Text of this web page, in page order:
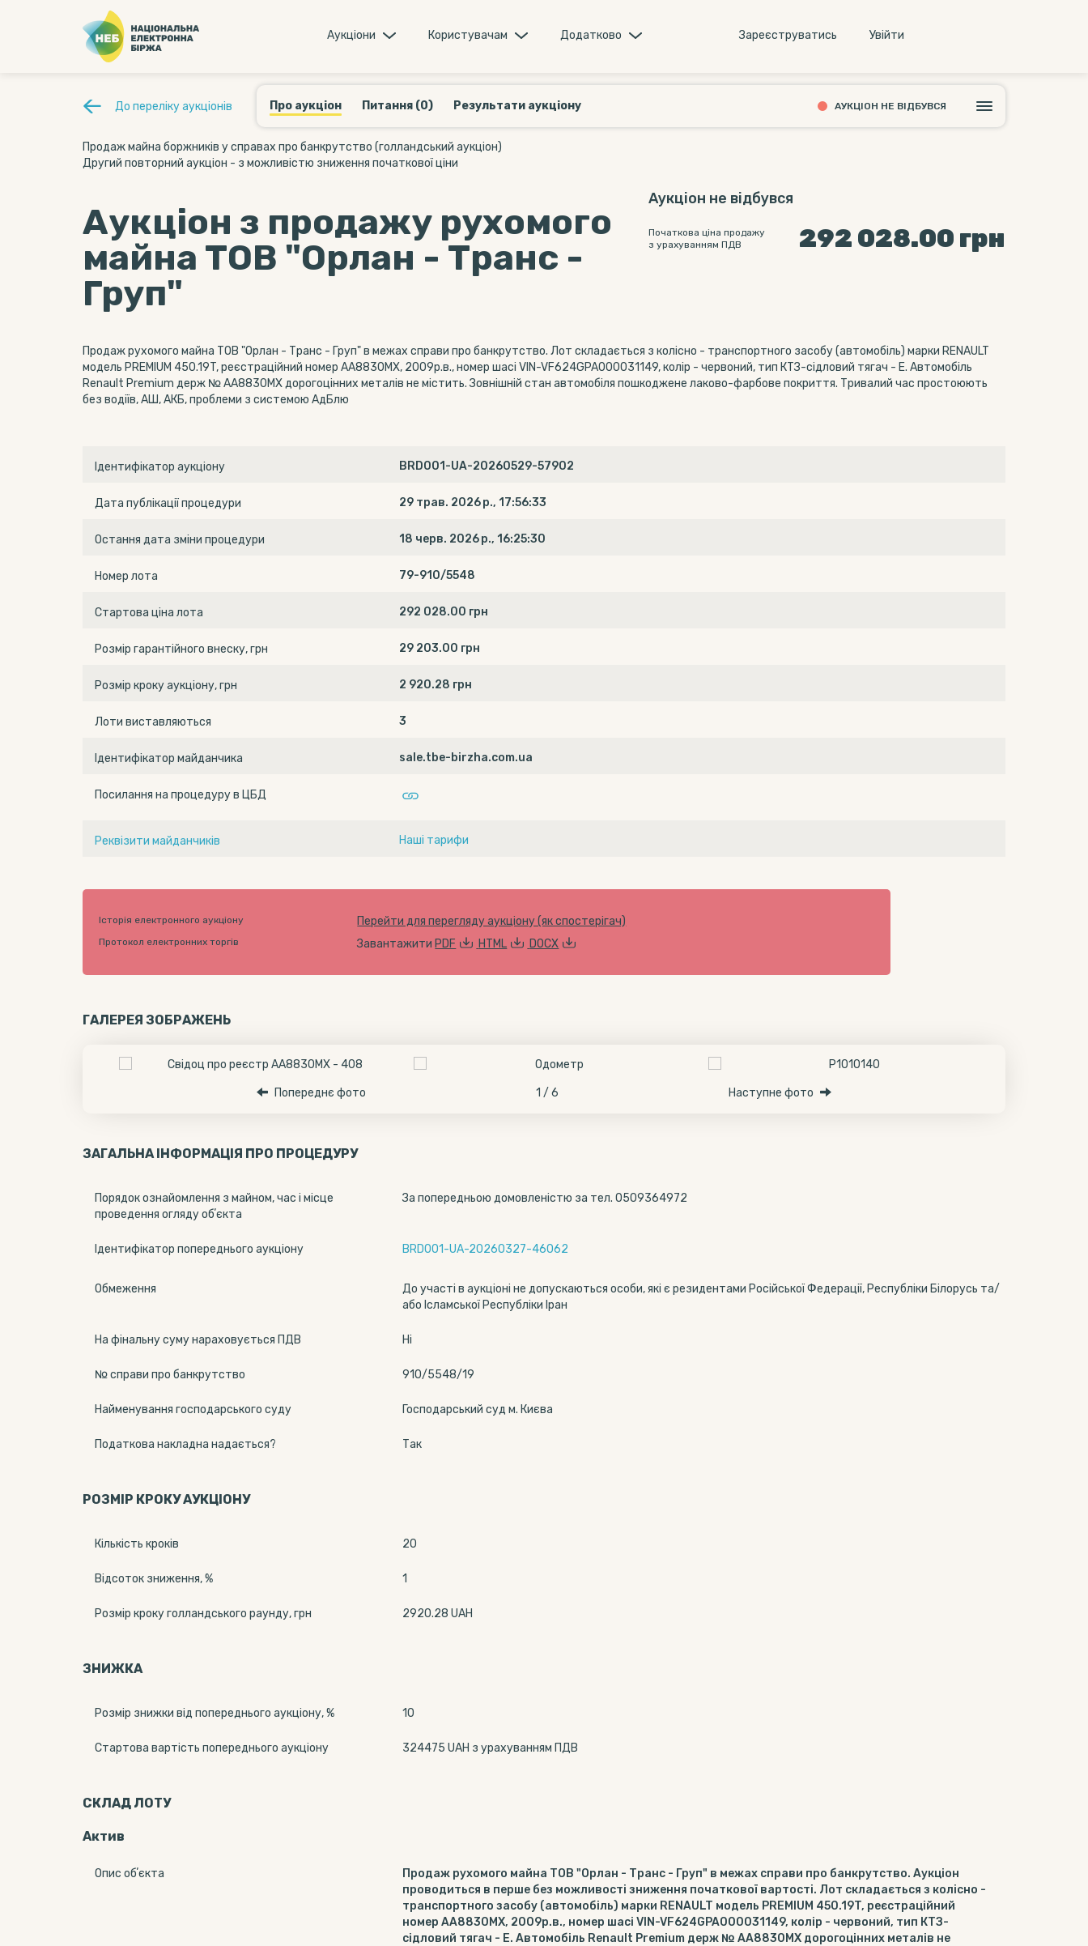
Аукцiони Користувачам Додатково Зареєструватись Увiйти
До переліку аукціонів Про аукціон Питання (0) Результати аукціону АУКЦІОН НЕ ВІДБУВСЯ
Продаж майна боржників у справах про банкрутство (голландський аукціон)
Другий повторний аукціон - з можливістю зниження початкової ціни
Аукціон з продажу рухомого
майна ТОВ "Орлан - Транс -
Груп"
Аукціон не відбувся
Початкова ціна продажу
з урахуванням ПДВ
292 028.00 грн
Продаж рухомого майна ТОВ "Орлан - Транс - Груп" в межах справи про банкрутство. Лот складається з колісно - транспортного засобу (автомобіль) марки RENAULT
модель PREMIUM 450.19T, реєстраційний номер АА8830МХ, 2009р.в., номер шасі VIN-VF624GPA000031149, колір - червоний, тип КТЗ-сідловий тягач - Е. Автомобіль
Renault Premium держ № АА8830МХ дорогоцінних металів не містить. Зовнішній стан автомобіля пошкоджене лаково-фарбове покриття. Тривалий час простоюють
без водіїв, АШ, АКБ, проблеми з системою АдБлю
Ідентифікатор аукціону BRD001-UA-20260529-57902
Дата публікації процедури 29 трав. 2026 р., 17:56:33
Остання дата зміни процедури 18 черв. 2026 р., 16:25:30
Номер лота 79-910/5548
Стартова ціна лота 292 028.00 грн
Розмір гарантійного внеску, грн 29 203.00 грн
Розмір кроку аукціону, грн 2 920.28 грн
Лоти виставляються 3
Ідентифікатор майданчика sale.tbe-birzha.com.ua
Посилання на процедуру в ЦБД
Реквізити майданчиків Наші тарифи
Історія електронного аукціону Перейти для перегляду аукціону (як спостерігач)
Протокол електронних торгів Завантажити PDF HTML DOCX
ГАЛЕРЕЯ ЗОБРАЖЕНЬ
Попереднє фото 1 / 6 Наступне фото
ЗАГАЛЬНА ІНФОРМАЦІЯ ПРО ПРОЦЕДУРУ
Порядок ознайомлення з майном, час і місце
проведення огляду обʼєкта
За попередньою домовленістю за тел. 0509364972
Ідентифікатор попереднього аукціону BRD001-UA-20260327-46062
Обмеження
До участі в аукціоні не допускаються особи, які є резидентами Російської Федерації, Республіки Білорусь та/
або Ісламської Республіки Іран
На фінальну суму нараховується ПДВ Ні
№ справи про банкрутство 910/5548/19
Найменування господарського суду Господарський суд м. Києва
Податкова накладна надається? Так
РОЗМІР КРОКУ АУКЦІОНУ
Кількість кроків 20
Відсоток зниження, % 1
Розмір кроку голландського раунду, грн 2920.28 UAH
ЗНИЖКА
Розмір знижки від попереднього аукціону, % 10
Стартова вартість попереднього аукціону 324475 UAH з урахуванням ПДВ
СКЛАД ЛОТУ
Актив
Опис обʼєкта
Продаж рухомого майна ТОВ "Орлан - Транс - Груп" в межах справи про банкрутство. Аукціон
проводиться в перше без можливості зниження початкової вартості. Лот складається з колісно -
транспортного засобу (автомобіль) марки RENAULT модель PREMIUM 450.19T, реєстраційний
номер АА8830МХ, 2009р.в., номер шасі VIN-VF624GPA000031149, колір - червоний, тип КТЗ-
сідловий тягач - Е. Автомобіль Renault Premium держ № АА8830МХ дорогоцінних металів не